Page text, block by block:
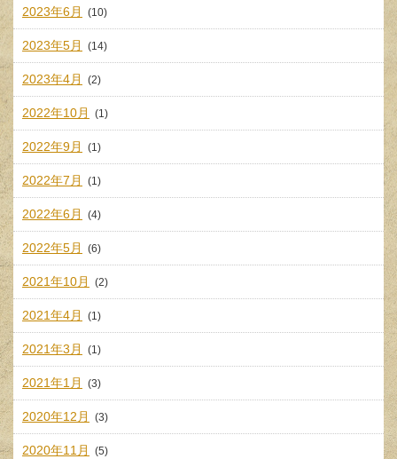
2023年6月 (10)
2023年5月 (14)
2023年4月 (2)
2022年10月 (1)
2022年9月 (1)
2022年7月 (1)
2022年6月 (4)
2022年5月 (6)
2021年10月 (2)
2021年4月 (1)
2021年3月 (1)
2021年1月 (3)
2020年12月 (3)
2020年11月 (5)